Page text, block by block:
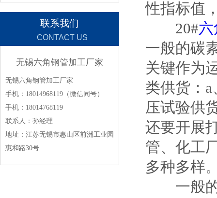
联系我们
CONTACT US
无锡六角钢管加工厂家
无锡六角钢管加工厂家
手机：18014968119（微信同号）
手机：18014768119
联系人：孙经理
地址：江苏无锡市惠山区前洲工业园
惠和路30号
性指标值
20#
一般的碳
关键作为
类供货：
压试验供
还要开展
管、化工
多种多样
一般的